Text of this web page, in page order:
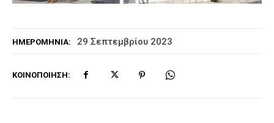
ΗΜΕΡΟΜΗΝΊΑ: 29 Σεπτεμβρίου 2023
ΚΟΙΝΟΠΟΊΗΣΗ: